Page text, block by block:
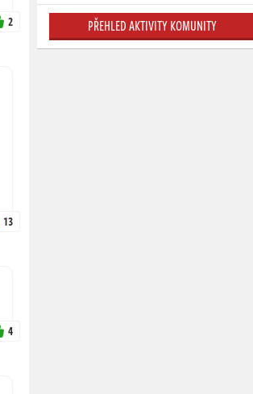
2
13
4
PŘEHLED AKTIVITY KOMUNITY